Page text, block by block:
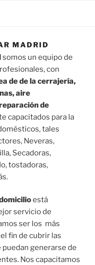
MADRID
somos un equipo de
con
de de la cerrajería,
aire
de
capacitados para la
tales
Neveras,
Secadoras,
tostadoras,
está
servicio de
ser los más
fin de cubrir las
generarse de
Nos capacitamos